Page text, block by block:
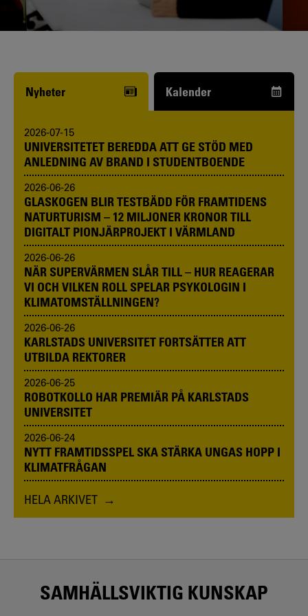
Funderar du på att börja studera? Våra
studie- och karriärvägledare kan hjälpa
Nyheter Kalender
2026-07-15
UNIVERSITETET BEREDDA ATT GE STÖD MED
ANLEDNING AV BRAND I STUDENTBOENDE
2026-06-26
GLASKOGEN BLIR TESTBÄDD FÖR FRAMTIDENS
NATURTURISM – 12 MILJONER KRONOR TILL
DIGITALT PIONJÄRPROJEKT I VÄRMLAND
2026-06-26
NÄR SUPERVÄRMEN SLÅR TILL – HUR REAGERAR
VI OCH VILKEN ROLL SPELAR PSYKOLOGIN I
KLIMATOMSTÄLLNINGEN?
2026-06-26
KARLSTADS UNIVERSITET FORTSÄTTER ATT
UTBILDA REKTORER
2026-06-25
ROBOTKOLLO HAR PREMIÄR PÅ KARLSTADS
UNIVERSITET
2026-06-24
NYTT FRAMTIDSSPEL SKA STÄRKA UNGAS HOPP I
KLIMATFRÅGAN
HELA ARKIVET
SAMHÄLLSVIKTIG KUNSKAP